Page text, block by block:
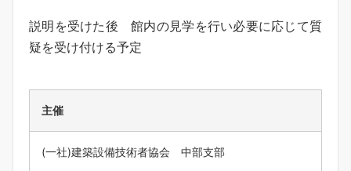
説明を受けた後 館内の見学を行い必要に応じて質
疑を受け付ける予定
主催
(一社)建築設備技術者協会 中部支部